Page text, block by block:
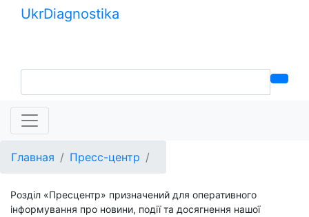
UkrDiagnostika
Главная Пресс-центр
Розділ «Пресцентр» призначений для оперативного
інформування про новини, події та досягнення нашої